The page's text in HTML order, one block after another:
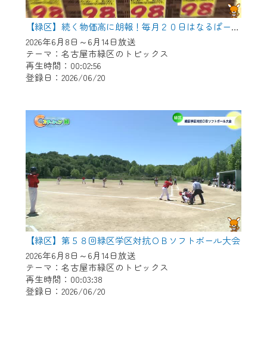
【緑区】続く物価高に朗報！毎月２０日はなるぱーくで野菜つめ放題！
2026年6月8日～6月14日放送
テーマ：名古屋市緑区のトピックス
再生時間：00:02:56
登録日：2026/06/20
【緑区】第５８回緑区学区対抗ＯＢソフトボール大会
2026年6月8日～6月14日放送
テーマ：名古屋市緑区のトピックス
再生時間：00:03:38
登録日：2026/06/20